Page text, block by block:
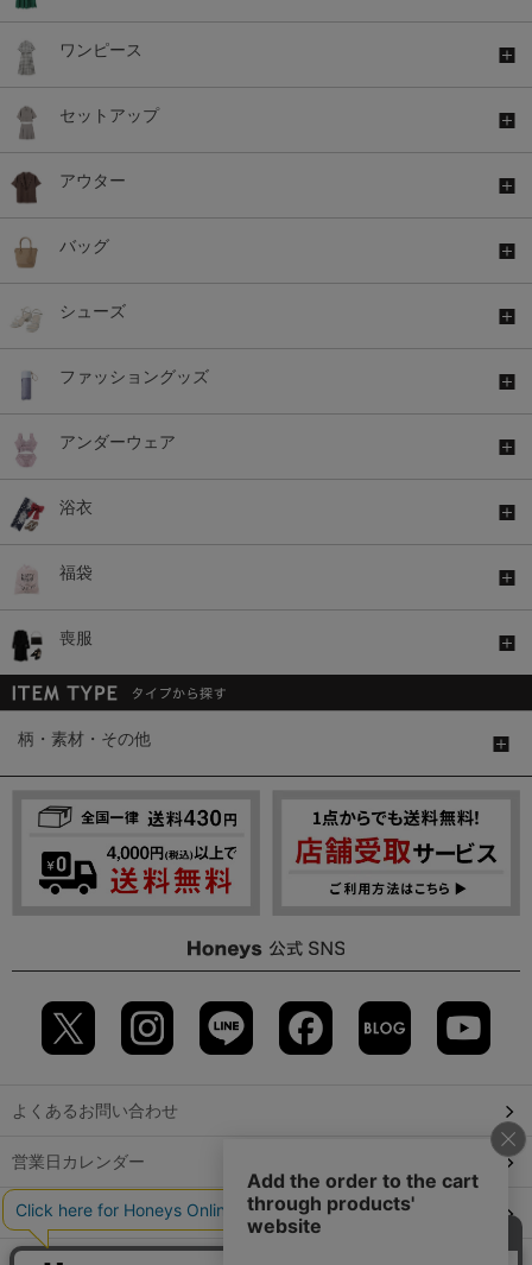
ワンピース
セットアップ
アウター
バッグ
シューズ
ファッショングッズ
アンダーウェア
浴衣
福袋
喪服
柄・素材・その他
よくあるお問い合わせ
営業日カレンダー
店舗検索